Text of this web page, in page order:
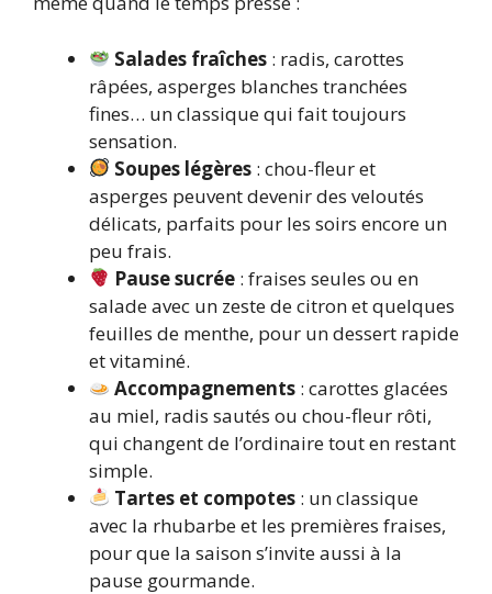
Salades fraîches : radis, carottes
râpées, asperges blanches tranchées
fines… un classique qui fait toujours
sensation.
Soupes légères : chou-fleur et
asperges peuvent devenir des veloutés
délicats, parfaits pour les soirs encore un
peu frais.
Pause sucrée : fraises seules ou en
salade avec un zeste de citron et quelques
feuilles de menthe, pour un dessert rapide
et vitaminé.
Accompagnements : carottes glacées
au miel, radis sautés ou chou-fleur rôti,
qui changent de l’ordinaire tout en restant
simple.
Tartes et compotes : un classique
avec la rhubarbe et les premières fraises,
pour que la saison s’invite aussi à la
pause gourmande.